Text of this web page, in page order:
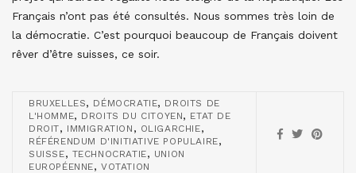
Français n’ont pas été consultés. Nous sommes très loin de
la démocratie. C’est pourquoi beaucoup de Français doivent
rêver d’être suisses, ce soir.
BRUXELLES, DÉMOCRATIE, DROITS DE
L'HOMME, DROITS DU CITOYEN, ETAT DE
DROIT, IMMIGRATION , OLIGARCHIE,
RÉFÉRENDUM D'INITIATIVE POPULAIRE,
SUISSE, TECHNOCRATIE, UNION
EUROPÉENNE, VOTATION